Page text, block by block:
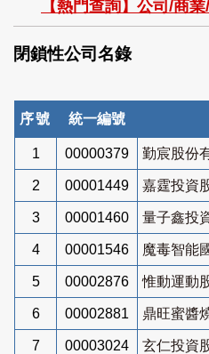
檢
索
【熱門查詢】公司/商
閉鎖性公司名錄
序號 統一編號
1 00000379 勤宸股份
2 00001449 嘉霆投資
3 00001460 量子鑫投
4 00001546 魔毒智能
5 00002876 惟動運動
6 00002881 鼎旺蜜醬
7 00003024 玄仁投資